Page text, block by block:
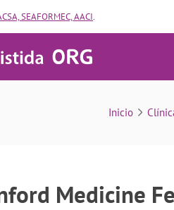
SEAFORMEC, AACI.
Stanford Medicine Fertility
Inicio
Medicine